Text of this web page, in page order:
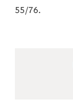
55/76.